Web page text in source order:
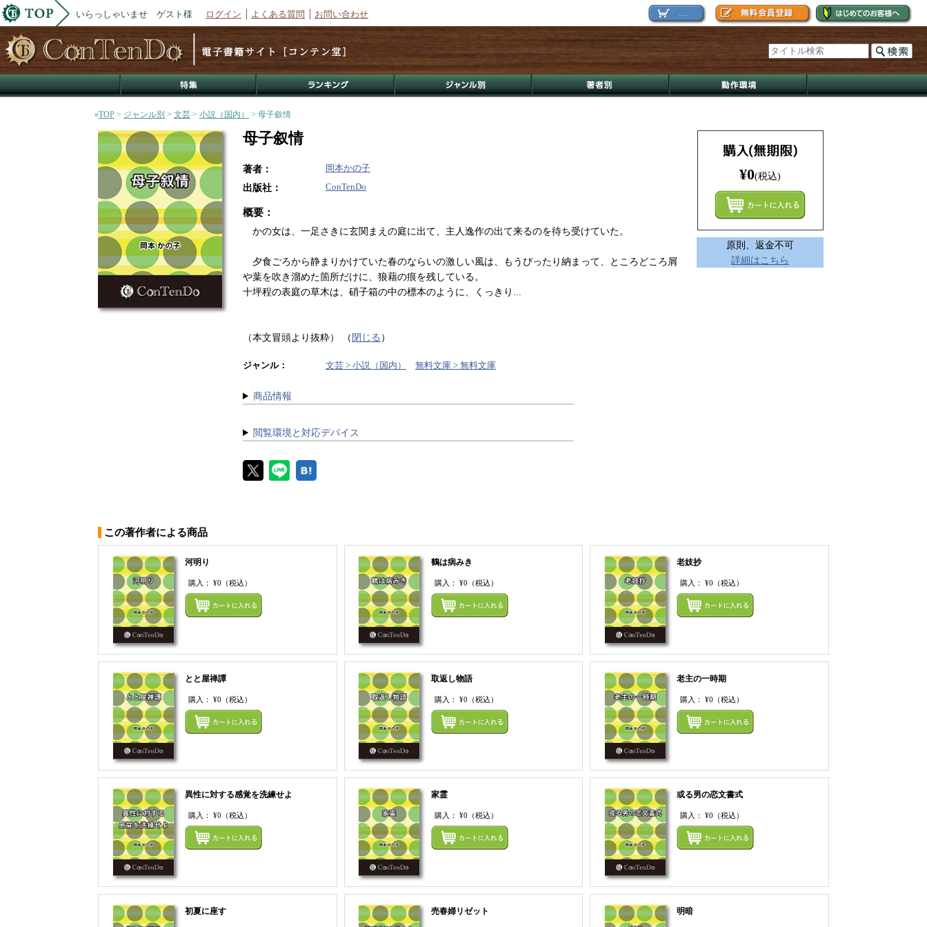
いらっしゃいませ ゲスト様 ログイン よくある質問 お問い合わせ
»TOP > ジャンル別 > 文芸 > 小説（国内） > 母子叙情
母子叙情
著者： 岡本かの子
出版社： ConTenDo
概要：
かの女は、一足さきに玄関まえの庭に出て、主人逸作の出て来るのを待ち受けていた。
夕食ごろから静まりかけていた春のならいの激しい風は、もうぴったり納まって、ところどころ屑
や葉を吹き溜めた箇所だけに、狼藉の痕を残している。
十坪程の表庭の草木は、硝子箱の中の標本のように、くっきり...
（本文冒頭より抜粋） （ 閉じる ）
ジャンル： 文芸 > 小説（国内） 無料文庫 > 無料文庫
商品情報
閲覧環境と対応デバイス
¥0(税込)
原則、返金不可
詳細はこちら
この著作者による商品
河明り
購入： ¥0 （税込）
まとめてカートにいれる
鶴は病みき
購入： ¥0 （税込）
まとめてカートにいれる
老妓抄
購入：¥0 （税込）
とと屋禅譚
購入： ¥0 （税込）
まとめてカートにいれる
取返し物語
購入： ¥0 （税込）
まとめてカートにいれる
老主の一時期
購入：¥0 （税込）
異性に対する感覚を洗練せよ
購入： ¥0 （税込）
まとめてカートにいれる
家霊
購入： ¥0 （税込）
まとめてカートにいれる
或る男の恋文書式
購入：¥0 （税込）
初夏に座す 売春婦リゼット 明暗